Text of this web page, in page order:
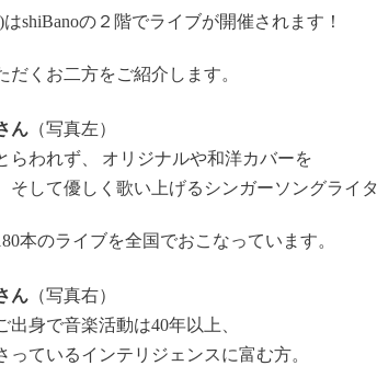
shiBanoの２階でライブが開催されます！
だくお二方をご紹介します。
ん （写真左）
らわれず、
オリジナルや和洋カバーを
そして優しく歌い上げるシンガーソングライタ
本のライブを全国でおこなっています。
ん （写真右）
出身で音楽活動は40年以上、
っているインテリジェンスに富む方。